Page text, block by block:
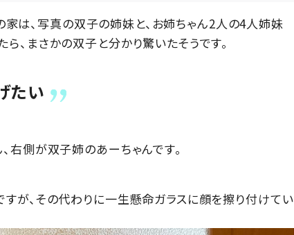
は、写真の双子の姉妹と、お姉ちゃん2人の4人姉妹
、まさかの双子と分かり驚いたそうです。
たい
右側が双子姉のあーちゃんです。
すが、その代わりに一生懸命ガラスに顔を擦り付けてい